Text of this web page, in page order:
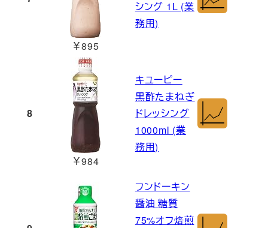
￥895
シング 1L (業
務用)
8
￥984
キユーピー
黒酢たまねぎ
ドレッシング
1000ml (業
務用)
フンドーキン
醤油 糖質
75%オフ焙煎